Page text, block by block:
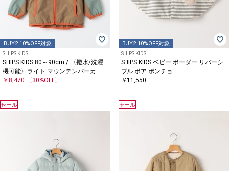
BUY2 10%OFF対象
SHIPS KIDS
SHIPS KIDS:80～90cm / 〈撥水/洗濯
機可能〉ライト マウンテンパーカ
￥8,470 〔30%OFF〕
BUY2 10%OFF対象
SHIPS KIDS
SHIPS KIDS:ベビー ボーダー リバーシ
ブル ボア ポンチョ
￥11,550
セール セール